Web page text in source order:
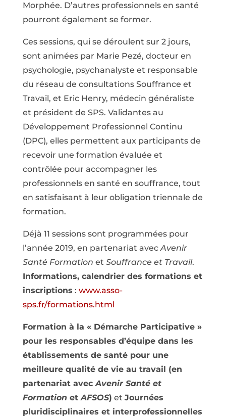
Morphée. D’autres professionnels en santé
pourront également se former.
Ces sessions, qui se déroulent sur 2 jours,
sont animées par Marie Pezé, docteur en
psychologie, psychanalyste et responsable
du réseau de consultations Souffrance et
Travail, et Eric Henry, médecin généraliste
et président de SPS. Validantes au
Développement Professionnel Continu
(DPC), elles permettent aux participants de
recevoir une formation évaluée et
contrôlée pour accompagner les
professionnels en santé en souffrance, tout
en satisfaisant à leur obligation triennale de
formation.
Déjà 11 sessions sont programmées pour
l’année 2019, en partenariat avecAvenir
Santé Formation et Souffrance et Travail.
Informations, calendrier des formations et
inscriptions : www.asso-
sps.fr/formations.html
Formation à la « Démarche Participative »
pour les responsables d’équipe dans les
établissements de santé pour une
meilleure qualité de vie au travail (en
partenariat avecAvenir Santé et
Formation etAFSOS) et Journées
pluridisciplinaires et interprofessionnelles